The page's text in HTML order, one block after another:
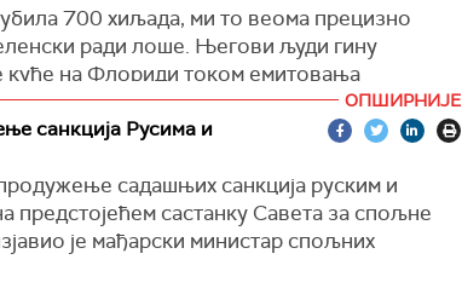
свог народа.
изборе и да побије те тврдње.
Доналд Трамп "у праву што га
решењем за Украјину без њега”.
700 хиљада, ми то веома прецизно
ради лоше. Његови људи гину
куће на Флориди током емитовања
са бојишта упоредио са "модерном верзијом
америчког грађанског рата, која се
ОПШИРНИЈЕ
санкција Русима и
садашњих санкција руским и
предстојећем састанку Савета за спољне
је мађарски министар спољних